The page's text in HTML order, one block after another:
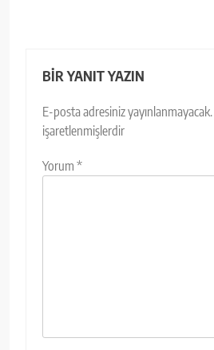
BIR YANIT YAZIN
E-posta adresiniz yayınlanmayacak.
işaretlenmişlerdir
Yorum *